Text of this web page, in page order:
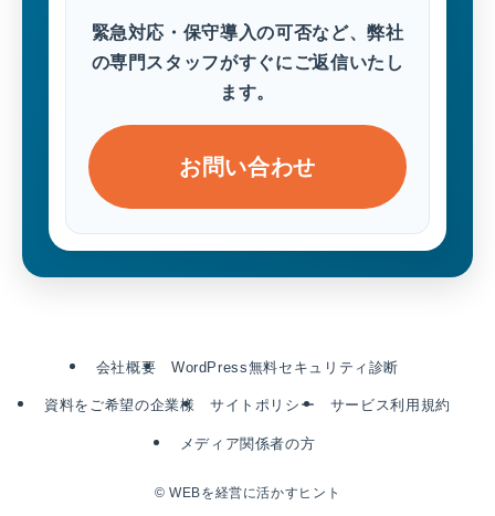
緊急対応・保守導入の可否など、弊社
の専門スタッフがすぐにご返信いたし
ます。
お問い合わせ
会社概要 WordPress無料セキュリティ診断
資料をご希望の企業様 サイトポリシー サービス利用規約
メディア関係者の方
© WEBを経営に活かすヒント